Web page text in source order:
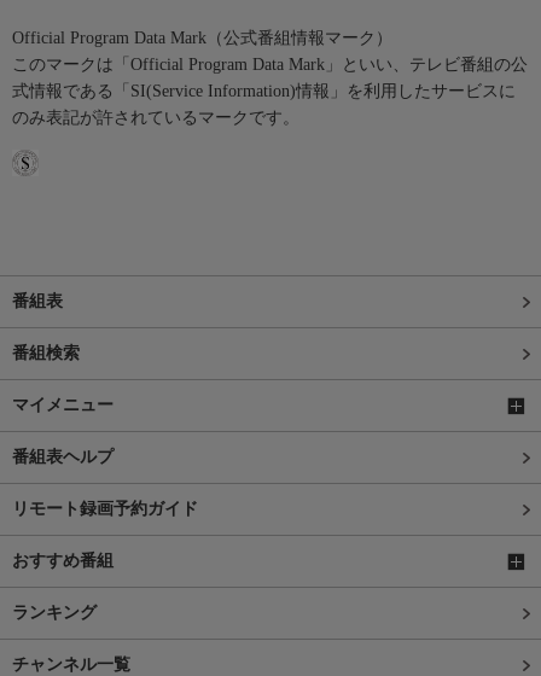
Official Program Data Mark（公式番組情報マーク）
このマークは「Official Program Data Mark」といい、テレビ番組の公
式情報である「SI(Service Information)情報」を利用したサービスに
のみ表記が許されているマークです。
番組表
番組検索
マイメニュー
番組表ヘルプ
リモート録画予約ガイド
おすすめ番組
ランキング
チャンネル一覧